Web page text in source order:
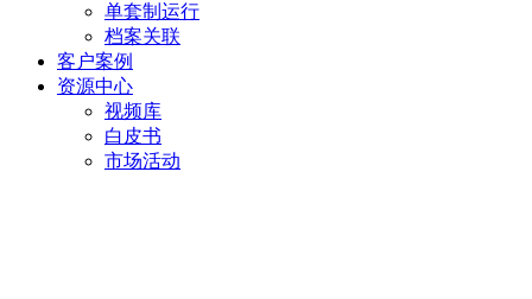
单套制运行
档案关联
客户案例
资源中心
视频库
白皮书
市场活动